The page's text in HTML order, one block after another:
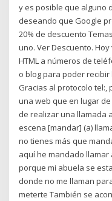
y es posible que alguno
deseando que Google
20% de descuento
uno. Ver Descuento.
HTML a números de
o blog para poder
Gracias al protocolo tel:,
una web que en lugar
de realizar una llamada
escena [mandar] (a)
no tienes más que
aquí he mandado llamar
porque mi abuela se
donde no me llaman
meterte También se